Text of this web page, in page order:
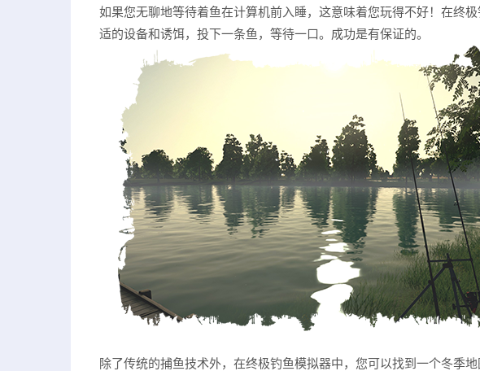
如果您无聊地等待着鱼在计算机前入睡，这意味着您玩得不好！在终
适的设备和诱饵，投下一条鱼，等待一口。成功是有保证的。
除了传统的捕鱼技术外，在终极钓鱼模拟器中，您可以找到一个冬季